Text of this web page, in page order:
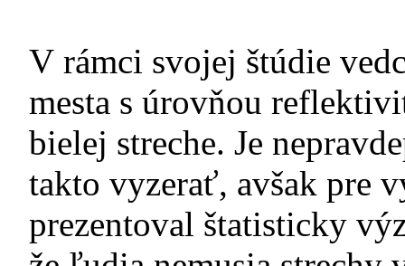
V rámci svojej štúdie
mesta s úrovňou
bielej streche. Je
takto vyzerať, avšak pre
prezentoval štatisticky